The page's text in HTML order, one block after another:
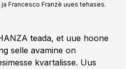
Francesco Franzè uues tehases.
teada, et uue hoone
selle avamine on
kvartalisse. Uus